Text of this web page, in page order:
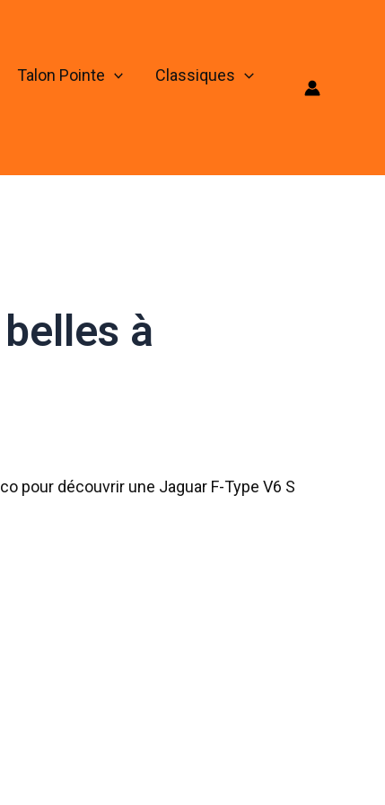
Talon Pointe
Classiques
à
pour découvrir une Jaguar F-Type V6 S